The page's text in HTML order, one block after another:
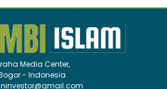
Media Center,
- Indonesia